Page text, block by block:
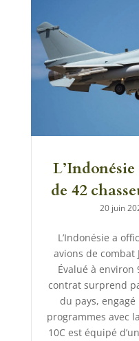
de 42
20 juin
L’Indonésie a
avions de combat
Évalué à
contrat surprend
du pays,
programmes avec
10C est équipé